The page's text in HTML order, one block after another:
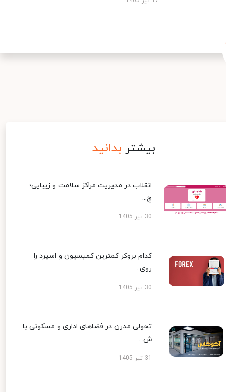
بیشتر بدانید
انقلاب در مدیریت مراکز سلامت و زیبایی؛
چ...
30 تیر 1405
کدام بروکر کمترین کمیسیون و اسپرد را
روی...
30 تیر 1405
تحولی مدرن در فضاهای اداری و مسکونی با
ش...